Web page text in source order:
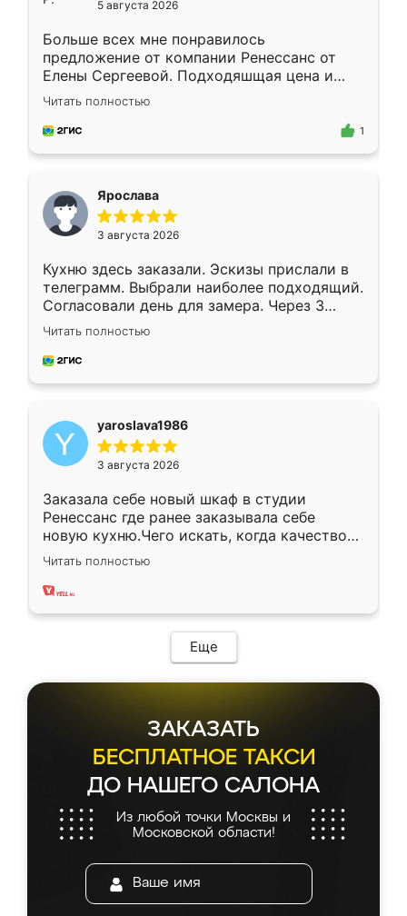
5 августа 2026
Больше всех мне понравилось
предложение от компании Ренессанс от
Елены Сергеевой. Подходяшщая цена и
короткие сроки изготовления. Приехавший
для замера сотрудник Владислав
предложил по моему эскизу самый
Читать полностью
1
Ярослава
3 августа 2026
Кухню здесь заказали. Эскизы прислали в
телеграмм. Выбрали наиболее подходящий.
Согласовали день для замера. Через 3
недели кухня была уже готова. Остались
довольны работой. Спасибо Ренессанс
мебель за качественную работу!
Читать полностью
yaroslava1986
3 августа 2026
Заказала себе новый шкаф в студии
Ренессанс где ранее заказывала себе
новую кухню.Чего искать, когда качеством
вполне довольна. Служит кухня уже почти
два года, нареканий нет.
Читать полностью
Еще
ЗАКАЗАТЬ
БЕСПЛАТНОЕ ТАКСИ
ДО НАШЕГО САЛОНА
Из любой точки Москвы и
Московской области!